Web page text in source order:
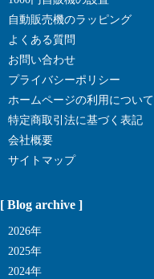
自動販売機のラッピング
よくある質問
お問い合わせ
プライバシーポリシー
ホームページの利用について
特定商取引法に基づく表記
会社概要
サイトマップ
[ Blog archive ]
2026年
2025年
2024年